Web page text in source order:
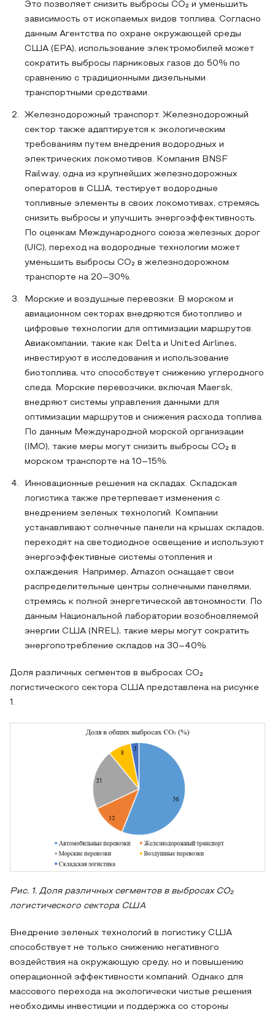
Это позволяет снизить выбросы CO₂ и уменьшить
зависимость от ископаемых видов топлива. Согласно
данным Агентства по охране окружающей среды
США (EPA), использование электромобилей может
сократить выбросы парниковых газов до 50% по
сравнению с традиционными дизельными
транспортными средствами.
Железнодорожный транспорт. Железнодорожный
сектор также адаптируется к экологическим
требованиям путем внедрения водородных и
электрических локомотивов. Компания BNSF
Railway, одна из крупнейших железнодорожных
операторов в США, тестирует водородные
топливные элементы в своих локомотивах, стремясь
снизить выбросы и улучшить энергоэффективность.
По оценкам Международного союза железных дорог
(UIC), переход на водородные технологии может
уменьшить выбросы CO₂ в железнодорожном
транспорте на 20–30%.
Морские и воздушные перевозки. В морском и
авиационном секторах внедряются биотопливо и
цифровые технологии для оптимизации маршрутов.
Авиакомпании, такие как Delta и United Airlines,
инвестируют в исследования и использование
биотоплива, что способствует снижению углеродного
следа. Морские перевозчики, включая Maersk,
внедряют системы управления данными для
оптимизации маршрутов и снижения расхода топлива.
По данным Международной морской организации
(IMO), такие меры могут снизить выбросы CO₂ в
морском транспорте на 10–15%.
Инновационные решения на складах. Складская
логистика также претерпевает изменения с
внедрением зеленых технологий. Компании
устанавливают солнечные панели на крышах складов,
переходят на светодиодное освещение и используют
энергоэффективные системы отопления и
охлаждения. Например, Amazon оснащает свои
распределительные центры солнечными панелями,
стремясь к полной энергетической автономности. По
данным Национальной лаборатории возобновляемой
энергии США (NREL), такие меры могут сократить
энергопотребление складов на 30–40%.
Доля различных сегментов в выбросах CO₂
логистического сектора США представлена на рисунке
1.
Рис. 1. Доля различных сегментов в выбросах CO₂
логистического сектора США
Внедрение зеленых технологий в логистику США
способствует не только снижению негативного
воздействия на окружающую среду, но и повышению
операционной эффективности компаний. Однако для
массового перехода на экологически чистые решения
необходимы инвестиции и поддержка со стороны